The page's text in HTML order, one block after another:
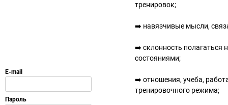
тренировок;
➡️ навязчивые мысли,
➡️ склонность полагаться
состояниями;
➡️ отношения, учеба,
тренировочного режима;